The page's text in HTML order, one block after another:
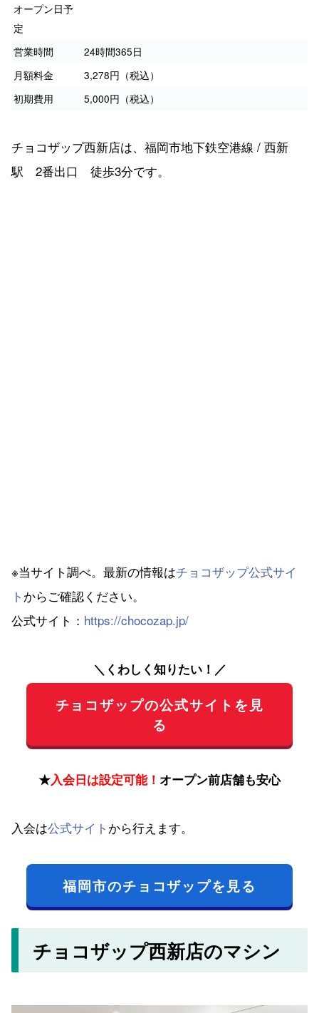
オープン日予
定
営業時間
24時間365日
月額料金
3,278円（税込）
初期費用
5,000円（税込）
チョコザップ西新店は、福岡市地下鉄空港線 / 西新
駅 2番出口 徒歩3分です。
※当サイト調べ。最新の情報はチョコザップ公式サイ
ト からご確認ください。
公式サイト： https://chocozap.jp/
＼くわしく知りたい！／
チョコザップの公式サイトを見
る
★入会日は設定可能！ オープン前店舗も安心
入会は公式サイト から行えます。
福岡市のチョコザップを見る
チョコザップ西新店のマシン